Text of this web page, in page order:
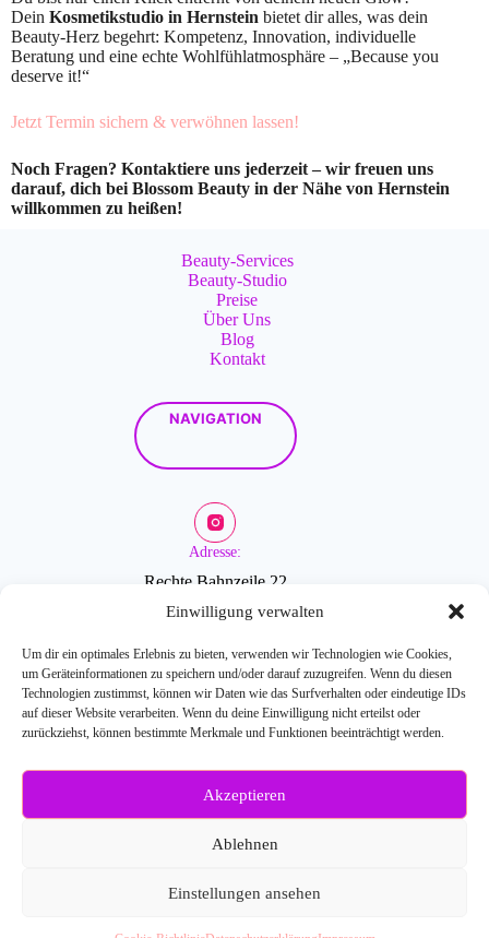
Einwilligung verwalten
Um dir ein optimales Erlebnis zu bieten, verwenden wir Technologien wie Cookies,
um Geräteinformationen zu speichern und/oder darauf zuzugreifen. Wenn du diesen
Technologien zustimmst, können wir Daten wie das Surfverhalten oder eindeutige IDs
auf dieser Website verarbeiten. Wenn du deine Einwilligung nicht erteilst oder
zurückziehst, können bestimmte Merkmale und Funktionen beeinträchtigt werden.
Akzeptieren
Ablehnen
Einstellungen ansehen
Dein Kosmetikstudio in Hernstein bietet dir alles, was dein
Beauty-Herz begehrt: Kompetenz, Innovation, individuelle
Beratung und eine echte Wohlfühlatmosphäre – „Because you
deserve it!“
Jetzt Termin sichern & verwöhnen lassen!
Noch Fragen? Kontaktiere uns jederzeit – wir freuen uns
darauf, dich bei Blossom Beauty in der Nähe von Hernstein
willkommen zu heißen!
Beauty-Services
Beauty-Studio
Preise
Über Uns
Blog
Kontakt
NAVIGATION
Adresse:
Rechte Bahnzeile 22
Öffnungszeiten:
Weitere Fragen?
Kontaktiere uns:
Telefonnr.: 0676/6086527
Blossom Beauty - Webdesign:SEO-Handwerker